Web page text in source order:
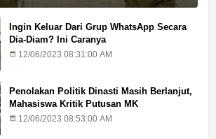
Ingin Keluar Dari Grup WhatsApp Secara
Dia-Diam? Ini Caranya
12/06/2023 08:31:00 AM
Penolakan Politik Dinasti Masih Berlanjut,
Mahasiswa Kritik Putusan MK
12/06/2023 08:53:00 AM